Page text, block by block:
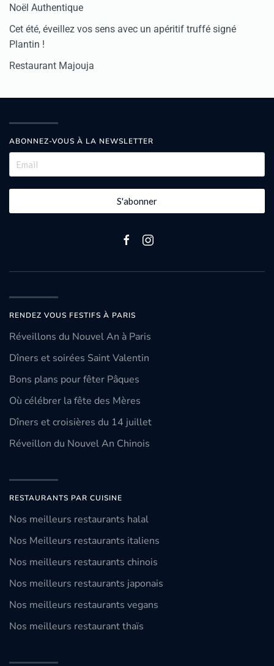
Noël Authentique
Cet été, éveillez vos sens avec un apéritif truffé signé
Plantin !
Restaurant Majouja
ABONNEZ-VOUS À LA NEWSLETTER
S'abonner
RENDEZ VOUS FESTIFS À PARIS
Réveillons du Nouvel An à Paris
Dîners et soirées Saint Valentin
Bons plans pour fêter Pâques
Où célébrer la fête des Mères
Dîners et croisières du 14 juillet
Réveillon du Nouvel An Chinois
RESTAURANTS PAR CUISINE
Nos meilleurs restaurants halal
Nos Meilleurs restaurants italiens
Nos meilleurs restaurants chinois
Nos meilleurs restaurants japonais
Nos meilleurs restaurants vegans
Nos meilleurs restaurant thaïs